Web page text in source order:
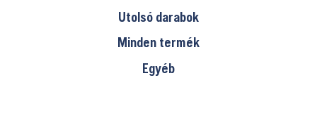
Utolsó darabok
Minden termék
Egyéb